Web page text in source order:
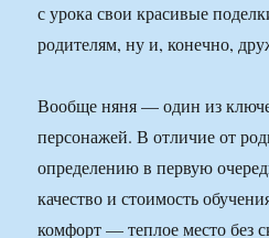
с урока свои красивые
родителям, ну и, конечно,
Вообще няня — один из
персонажей. В отличие от
определению в первую
качество и стоимость
комфорт — теплое место без